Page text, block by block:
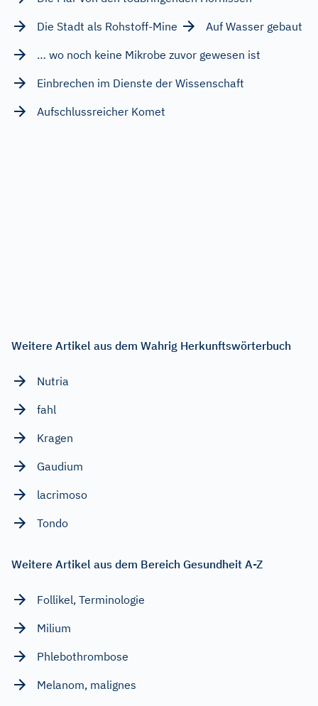
Die Stadt als Rohstoff-Mine
Auf Wasser gebaut
… wo noch keine Mikrobe zuvor gewesen ist
Einbrechen im Dienste der Wissenschaft
Aufschlussreicher Komet
Weitere Artikel aus dem Wahrig Herkunftswörterbuch
Nutria
fahl
Kragen
Gaudium
lacrimoso
Tondo
Weitere Artikel aus dem Bereich Gesundheit A-Z
Follikel, Terminologie
Milium
Phlebothrombose
Melanom, malignes